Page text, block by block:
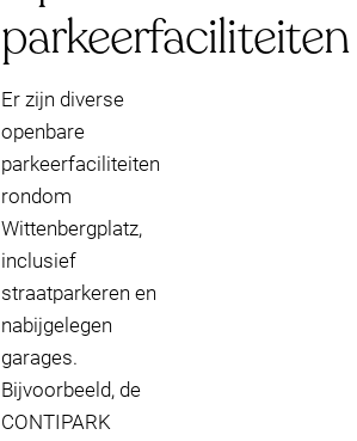
parkeerfaciliteiten
Er zijn diverse
openbare
parkeerfaciliteiten
rondom
Wittenbergplatz,
inclusief
straatparkeren en
nabijgelegen
garages.
Bijvoorbeeld, de
CONTIPARK